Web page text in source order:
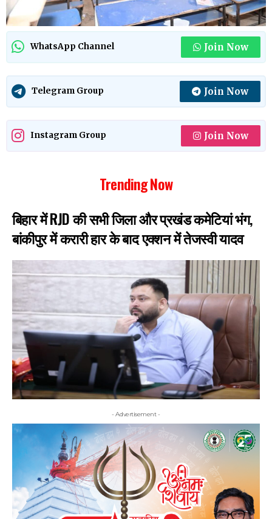
WhatsApp Channel Join Now
Telegram Group Join Now
Instagram Group Join Now
Trending Now
बिहार में RJD की सभी जिला और प्रखंड कमेटियां भंग,
बांकीपुर में करारी हार के बाद एक्शन में तेजस्वी यादव
- Advertisement -